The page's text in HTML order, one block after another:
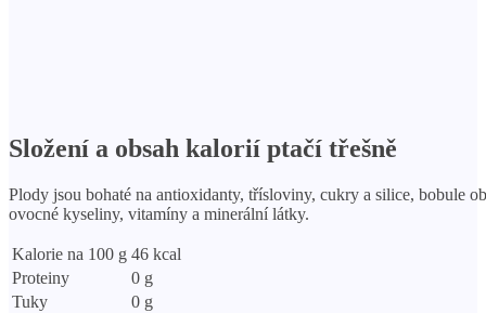
Složení a obsah kalorií ptačí třešně
Plody jsou bohaté na antioxidanty, třísloviny, cukry a silice, bobule
ovocné kyseliny, vitamíny a minerální látky.
Kalorie na 100 g 46 kcal
Proteiny
0 g
Tuky
0 g